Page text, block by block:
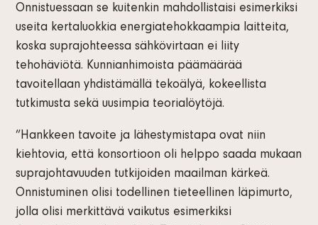
Onnistuessaan se kuitenkin mahdollistaisi esimerkiksi
useita kertaluokkia energiatehokkaampia laitteita,
koska suprajohteessa sähkövirtaan ei liity
tehohäviötä. Kunnianhimoista päämäärää
tavoitellaan yhdistämällä tekoälyä, kokeellista
tutkimusta sekä uusimpia teorialöytöjä.
”Hankkeen tavoite ja lähestymistapa ovat niin
kiehtovia, että konsortioon oli helppo saada mukaan
suprajohtavuuden tutkijoiden maailman kärkeä.
Onnistuminen olisi todellinen tieteellinen läpimurto,
jolla olisi merkittävä vaikutus esimerkiksi